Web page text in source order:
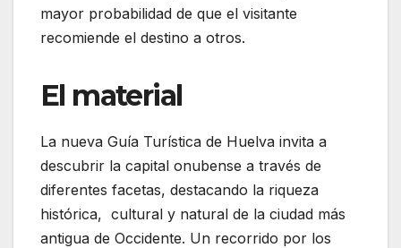
mayor probabilidad de que el visitante
recomiende el destino a otros.
El material
La nueva Guía Turística de Huelva invita a
descubrir la capital onubense a través de
diferentes facetas, destacando la riqueza
histórica, cultural y natural de la ciudad más
antigua de Occidente. Un recorrido por los